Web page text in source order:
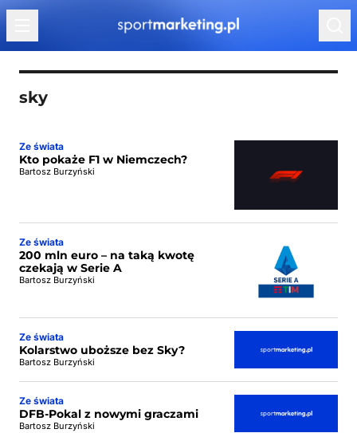
Przejdź do treści
sky
Ze świata
Kto pokaże F1 w Niemczech?
Bartosz Burzyński
Ze świata
200 mln euro – na taką kwotę
czekają w Serie A
Bartosz Burzyński
Ze świata
Kolarstwo uboższe bez Sky?
Bartosz Burzyński
Ze świata
DFB-Pokal z nowymi graczami
Bartosz Burzyński